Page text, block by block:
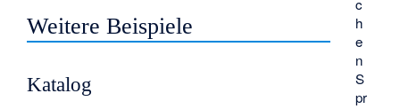
c
h
e
n
S
pr
Weitere Beispiele
Katalog